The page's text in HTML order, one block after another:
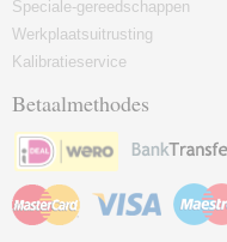
Speciale-gereedschappen
Werkplaatsuitrusting
Kalibratieservice
Betaalmethodes